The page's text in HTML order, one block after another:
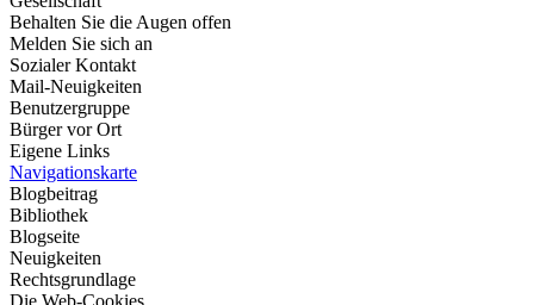
Behalten Sie die Augen offen
Melden Sie sich an
Sozialer Kontakt
Mail-Neuigkeiten
Benutzergruppe
Bürger vor Ort
Eigene Links
Navigationskarte
Blogbeitrag
Bibliothek
Blogseite
Neuigkeiten
Rechtsgrundlage